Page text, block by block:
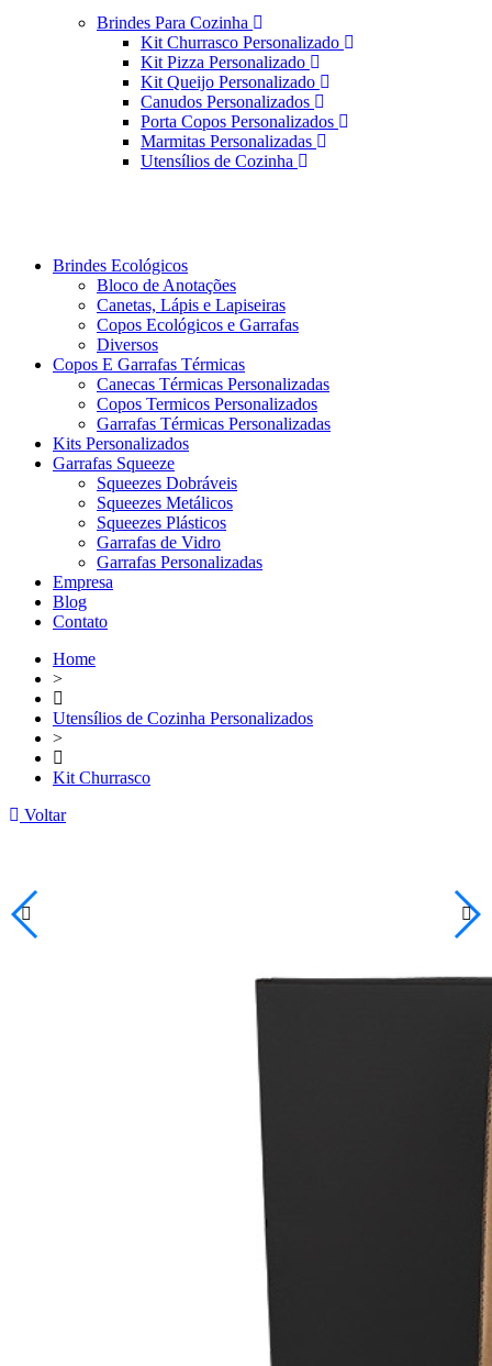
Brindes Para Cozinha
Kit Churrasco Personalizado
Kit Pizza Personalizado
Kit Queijo Personalizado
Canudos Personalizados
Porta Copos Personalizados
Marmitas Personalizadas
Utensílios de Cozinha
Brindes Ecológicos
Bloco de Anotações
Canetas, Lápis e Lapiseiras
Copos Ecológicos e Garrafas
Diversos
Copos E Garrafas Térmicas
Canecas Térmicas Personalizadas
Copos Termicos Personalizados
Garrafas Térmicas Personalizadas
Kits Personalizados
Garrafas Squeeze
Squeezes Dobráveis
Squeezes Metálicos
Squeezes Plásticos
Garrafas de Vidro
Garrafas Personalizadas
Empresa
Blog
Contato
Home
>
Utensílios de Cozinha Personalizados
>
Kit Churrasco
Voltar